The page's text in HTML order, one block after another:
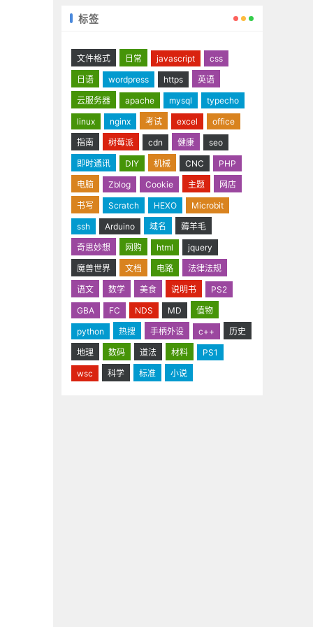
标签
文件格式 日常 javascript
css
日语
wordpress https
英语
云服务器
apache mysql
typecho
linux
nginx 考试 excel
office
指南
树莓派 cdn 健康
seo
即时通讯
DIY 机械 CNC
PHP
电脑
Zblog Cookie 主题
网店
书写
Scratch HEXO
Microbit
ssh
Arduino 域名
薅羊毛
奇思妙想
网购 html
jquery
魔兽世界
文档 电路
法律法规
语文
数学 美食 说明书
PS2
GBA
FC NDS MD
值物
python
热搜 手柄外设 c++
历史
地理
数码 道法 材料
PS1
wsc
科学 标准 小说